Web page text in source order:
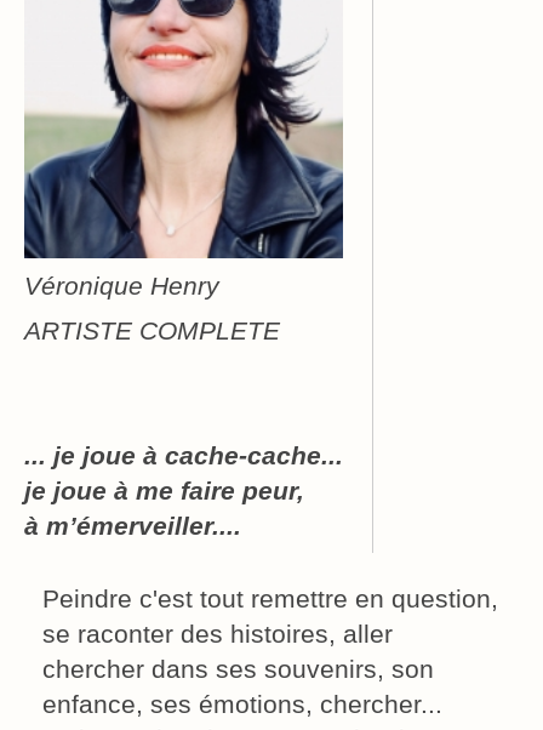
Véronique Henry
ARTISTE COMPLETE
... je joue à cache-cache...
je joue à me faire peur,
à m’émerveiller....
Peindre c'est tout remettre en question,
se raconter des histoires, aller
chercher dans ses souvenirs, son
enfance, ses émotions, chercher...